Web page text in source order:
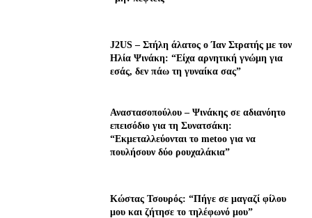
J2US – Στήλη άλατος ο Ίαν Στρατής με τον
Ηλία Ψινάκη: “Είχα αρνητική γνώμη για
εσάς, δεν πάω τη γυναίκα σας”
Αναστασοπούλου – Ψινάκης σε αδιανόητο
επεισόδιο για τη Συνατσάκη:
“Εκμεταλλεύονται το metoo για να
πουλήσουν δύο ρουχαλάκια”
Κώστας Τσουρός: “Πήγε σε μαγαζί φίλου
μου και ζήτησε το τηλέφωνό μου”